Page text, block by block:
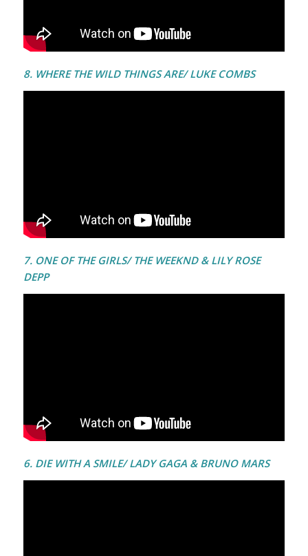
8. WHERE THE WILD THINGS ARE/ LUKE COMBS
7. ONE OF THE GIRLS/ THE WEEKND & LILY ROSE
DEPP
6. DIE WITH A SMILE/ LADY GAGA & BRUNO MARS